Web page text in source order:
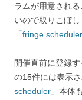
ラムが用意され
いので取りこぼ
「fringe scheduler
開催直前に登録
の15件には表示
scheduler」 本体